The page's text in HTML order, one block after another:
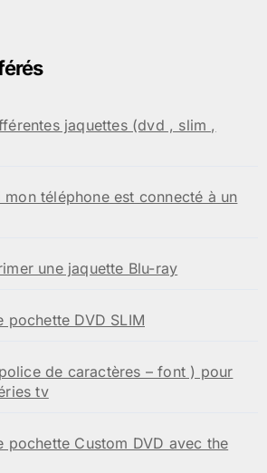
jaquettes (dvd , slim ,
téléphone est connecté à un
une jaquette Blu-ray
pochette DVD SLIM
de caractères – font ) pour
tv
pochette Custom DVD avec the